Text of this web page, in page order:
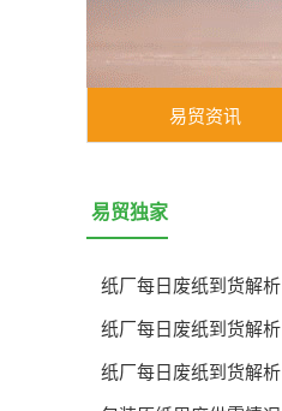
易贸资讯
易贸独家
纸厂每日废纸到货解析
纸厂每日废纸到货解析
纸厂每日废纸到货解析